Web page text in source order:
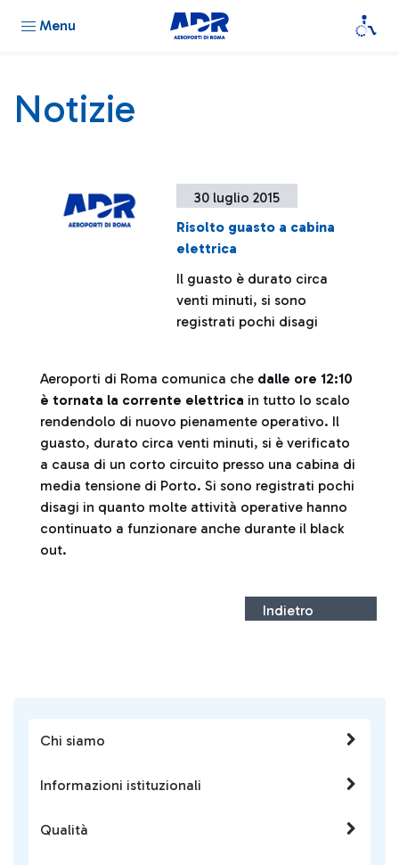
Menu
Chi siamo
Informazioni istituzionali
Qualità
Notizie
30 luglio 2015
Risolto guasto a cabina
elettrica
Il guasto è durato circa
venti minuti, si sono
registrati pochi disagi
Aeroporti di Roma comunica che dalle ore 12:10
è tornata la corrente elettrica in tutto lo scalo
rendendolo di nuovo pienamente operativo. Il
guasto, durato circa venti minuti, si è verificato
a causa di un corto circuito presso una cabina di
media tensione di Porto. Si sono registrati pochi
disagi in quanto molte attività operative hanno
continuato a funzionare anche durante il black
out.
Indietro